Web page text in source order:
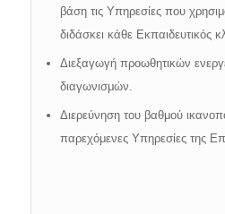
βάση τις Υπηρεσίες που
διδάσκει κάθε Εκπαιδευτικός
Διεξαγωγή προωθητικών
διαγωνισμών.
Διερεύνηση του βαθμού
παρεχόμενες Υπηρεσίες της